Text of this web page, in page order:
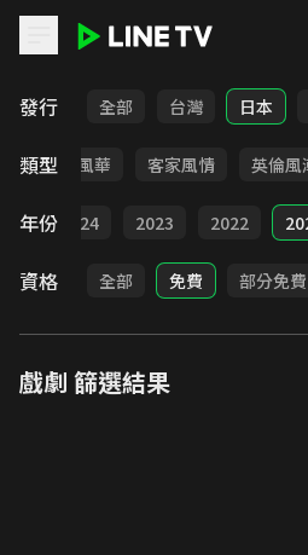
發行 全部 台灣 日本
類型台語風華 客家風情 英倫風
年份 2024 2023 2022
資格 全部 免費 部分免費
戲劇 篩選結果